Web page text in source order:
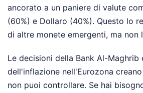
ancorato a un paniere di valute
(60%) e Dollaro (40%). Questo lo
di altre monete emergenti, ma non
Le decisioni della Bank Al-Maghrib
dell'inflazione nell'Eurozona
non puoi controllare. Se hai